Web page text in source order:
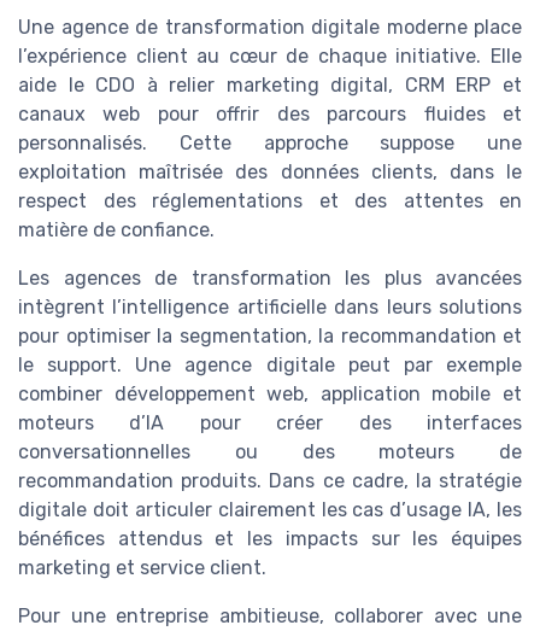
Une agence de transformation digitale moderne place
l’expérience client au cœur de chaque initiative. Elle
aide le CDO à relier marketing digital, CRM ERP et
canaux web pour offrir des parcours fluides et
personnalisés. Cette approche suppose une
exploitation maîtrisée des données clients, dans le
respect des réglementations et des attentes en
matière de confiance.
Les agences de transformation les plus avancées
intègrent l’intelligence artificielle dans leurs solutions
pour optimiser la segmentation, la recommandation et
le support. Une agence digitale peut par exemple
combiner développement web, application mobile et
moteurs d’IA pour créer des interfaces
conversationnelles ou des moteurs de
recommandation produits. Dans ce cadre, la stratégie
digitale doit articuler clairement les cas d’usage IA, les
bénéfices attendus et les impacts sur les équipes
marketing et service client.
Pour une entreprise ambitieuse, collaborer avec une